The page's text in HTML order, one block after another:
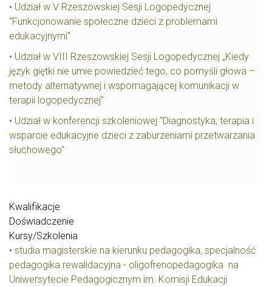
• Udział w V Rzeszowskiej Sesji Logopedycznej
"Funkcjonowanie społeczne dzieci z problemami
edukacyjnymi"
• Udział w VIII Rzeszowskiej Sesji Logopedycznej „Kiedy
język giętki nie umie powiedzieć tego, co pomyśli głowa –
metody alternatywnej i wspomagającej komunikacji w
terapii logopedycznej”
• Udział w konferencji szkoleniowej "Diagnostyka, terapia i
wsparcie edukacyjne dzieci z zaburzeniami przetwarzania
słuchowego"
Kwalifikacje
Doświadczenie
Kursy/Szkolenia
• studia magisterskie na kierunku pedagogika, specjalność
pedagogika rewalidacyjna - oligofrenopedagogika na
Uniwersytecie Pedagogicznym im. Komisji Edukacji